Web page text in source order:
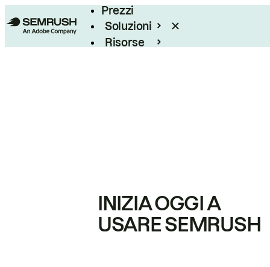
Prezzi
Soluzioni
Risorse
INIZIA OGGI A
USARE SEMRUSH